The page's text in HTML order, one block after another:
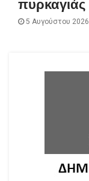
πυρκαγιάς
5 Αυγούστου 2026